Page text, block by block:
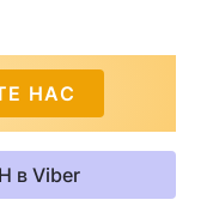
НАС
в Viber